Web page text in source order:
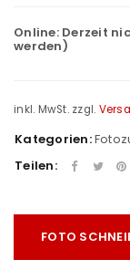
Online: Derzeit
werden)
inkl. MwSt. zzgl.
Kategorien:
Teilen:
FOTO